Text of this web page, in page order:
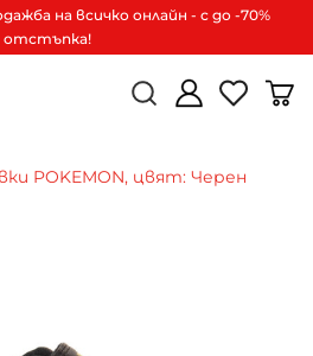
на всичко онлайн - с до -70%
отстъпка!
POKEMON, цвят: Черен